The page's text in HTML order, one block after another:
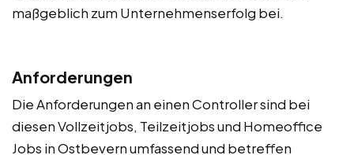
maßgeblich zum Unternehmenserfolg bei.
Anforderungen
Die Anforderungen an einen Controller sind bei
diesen Vollzeitjobs, Teilzeitjobs und Homeoffice
Jobs in Ostbevern umfassend und betreffen